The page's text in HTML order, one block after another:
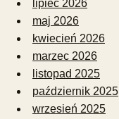
lipiec 2026
maj 2026
kwiecień 2026
marzec 2026
listopad 2025
październik 2025
wrzesień 2025